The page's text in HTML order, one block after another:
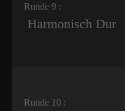
Runde 9 :
Harmonisch Dur
Runde 10 :